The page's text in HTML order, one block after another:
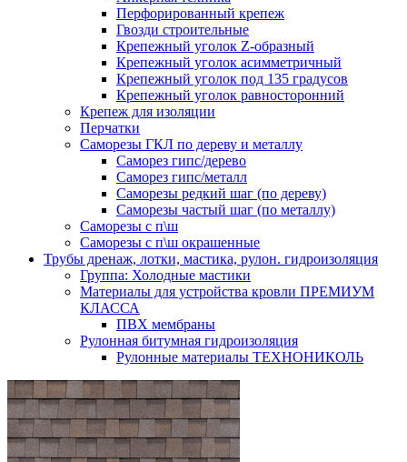
Перфорированный крепеж
Гвозди строительные
Крепежный уголок Z-образный
Крепежный уголок асимметричный
Крепежный уголок под 135 градусов
Крепежный уголок равносторонний
Крепеж для изоляции
Перчатки
Саморезы ГКЛ по дереву и металлу
Саморез гипс/дерево
Саморез гипс/металл
Саморезы редкий шаг (по дереву)
Саморезы частый шаг (по металлу)
Саморезы с п\ш
Саморезы с п\ш окрашенные
Трубы дренаж, лотки, мастика, рулон. гидроизоляция
Группа: Холодные мастики
Материалы для устройства кровли ПРЕМИУМ
КЛАССА
ПВХ мембраны
Рулонная битумная гидроизоляция
Рулонные материалы ТЕХНОНИКОЛЬ